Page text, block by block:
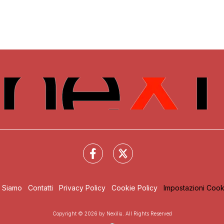
Siamo Contatti Privacy Policy Cookie Policy Impostazioni
Copyright © 2026 by Nexilia. All Rights Reserved